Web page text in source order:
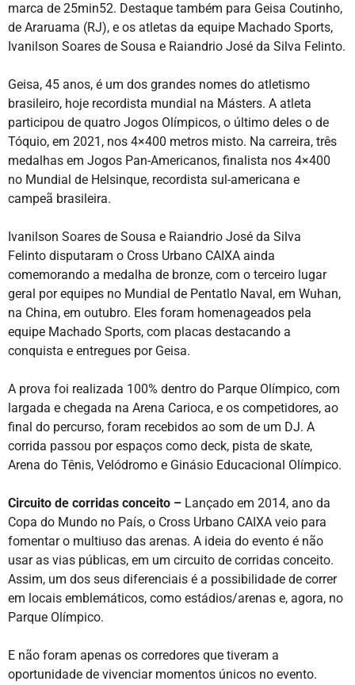
marca de 25min52. Destaque também para Geisa Coutinho,
de Araruama (RJ), e os atletas da equipe Machado Sports,
Ivanilson Soares de Sousa e Raiandrio José da Silva Felinto.
Geisa, 45 anos, é um dos grandes nomes do atletismo
brasileiro, hoje recordista mundial na Másters. A atleta
participou de quatro Jogos Olímpicos, o último deles o de
Tóquio, em 2021, nos 4×400 metros misto. Na carreira, três
medalhas em Jogos Pan-Americanos, finalista nos 4×400
no Mundial de Helsinque, recordista sul-americana e
campeã brasileira.
Ivanilson Soares de Sousa e Raiandrio José da Silva
Felinto disputaram o Cross Urbano CAIXA ainda
comemorando a medalha de bronze, com o terceiro lugar
geral por equipes no Mundial de Pentatlo Naval, em Wuhan,
na China, em outubro. Eles foram homenageados pela
equipe Machado Sports, com placas destacando a
conquista e entregues por Geisa.
A prova foi realizada 100% dentro do Parque Olímpico, com
largada e chegada na Arena Carioca, e os competidores, ao
final do percurso, foram recebidos ao som de um DJ. A
corrida passou por espaços como deck, pista de skate,
Arena do Tênis, Velódromo e Ginásio Educacional Olímpico.
Circuito de corridas conceito – Lançado em 2014, ano da
Copa do Mundo no País, o Cross Urbano CAIXA veio para
fomentar o multiuso das arenas. A ideia do evento é não
usar as vias públicas, em um circuito de corridas conceito.
Assim, um dos seus diferenciais é a possibilidade de correr
em locais emblemáticos, como estádios/arenas e, agora, no
Parque Olímpico.
E não foram apenas os corredores que tiveram a
oportunidade de vivenciar momentos únicos no evento.